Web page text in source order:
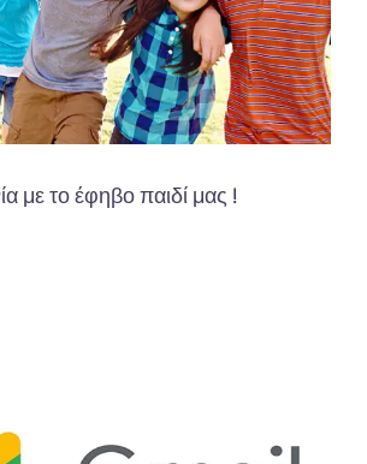
με το έφηβο παιδί μας !